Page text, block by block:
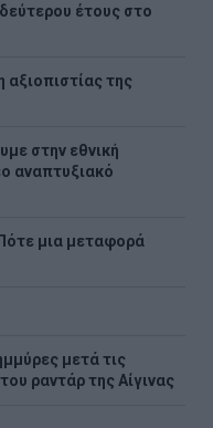
έτους στο
αξιοπιστίας της
στην εθνική
αναπτυξιακό
μια μεταφορά
μετά τις
ραντάρ της Αίγινας